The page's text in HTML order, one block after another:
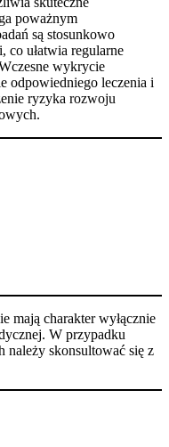
poważnym
są stosunkowo
co ułatwia regularne
wykrycie
odpowiedniego leczenia i
ryzyka rozwoju
mają charakter wyłącznie
W przypadku
skonsultować się z